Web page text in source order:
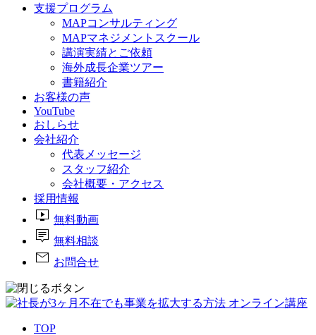
支援プログラム
MAPコンサルティング
MAPマネジメントスクール
講演実績とご依頼
海外成長企業ツアー
書籍紹介
お客様の声
YouTube
おしらせ
会社紹介
代表メッセージ
スタッフ紹介
会社概要・アクセス
採用情報
live_tv 無料動画
tooltip_2 無料相談
mail お問合せ
TOP